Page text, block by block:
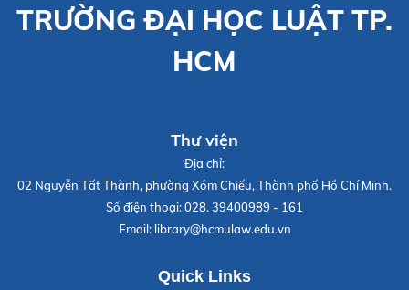
TRƯỜNG ĐẠI HỌC LUẬT TP.
HCM
Thư viện
Địa chỉ:
02 Nguyễn Tất Thành, phường Xóm Chiếu, Thành phố Hồ Chí Minh.
Số điện thoại:028. 39400989 - 161
Email: library@hcmulaw.edu.vn
Quick Links